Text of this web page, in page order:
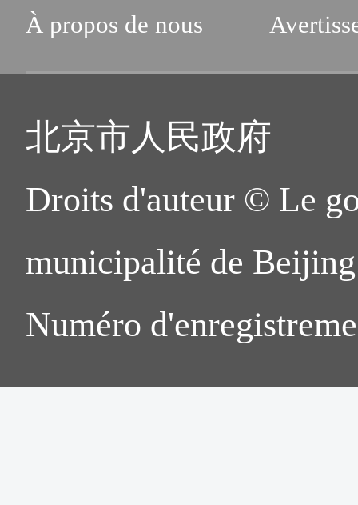
À propos de nous
北京市人民政府
Droits d'auteur © Le
municipalité de
Numéro